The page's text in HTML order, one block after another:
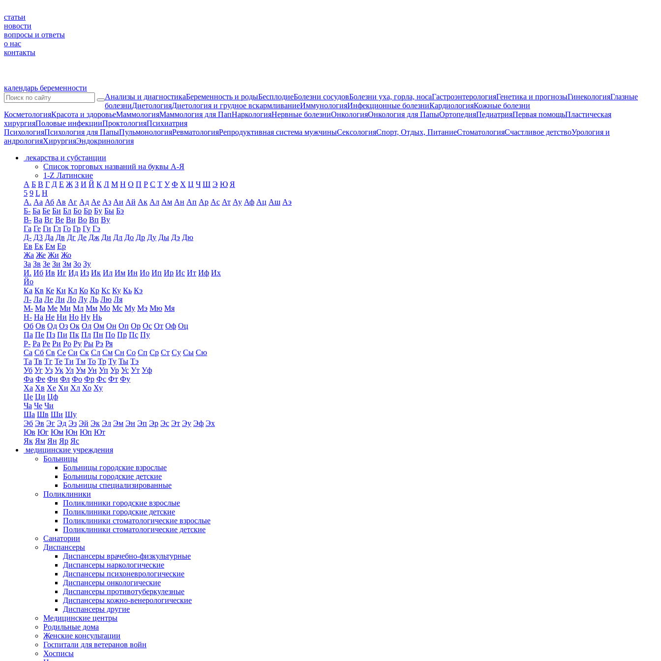
статьи
новости
вопросы и ответы
о нас
контакты
календарь беременности
Анализы и диагностикаБеременность и родыБесплодиеБолезни сосудовБолезни уха, горла, носаГастроэнтерологияГенетика и прогнозыГинекологияГлазные
болезниДиетологияДиетология и грудное вскармливаниеИммунологияИнфекционные болезниКардиологияКожные болезни
КосметологияКрасота и здоровьеМаммологияМаммология для ПапНаркологияНервные болезниОнкологияОнкология для ПапыОртопедияПедиатрияПервая помощьПластическая
хирургияПоловые инфекцииПроктологияПсихиатрия
ПсихологияПсихология для ПапыПульмонологияРевматологияРепродуктивная система мужчиныСексологияСпорт, Отдых, ПитаниеСтоматологияСчастливое детствоУрология и
андрологияХирургияЭндокринология
лекарства и субстанции
Список торговых названий на буквы А-Я
1-Z Латинские
А Б В Г Д Е Ж З И Й К Л М Н О П Р С Т У Ф Х Ц Ч Ш Э Ю Я
5 9 L H
А. Аа Аб Ав Аг Ад Ае Аз Аи Ай Ак Ал Ам Ан Ап Ар Ас Ат Ау Аф Ац Аш Аэ
Б- Ба Бе Би Бл Бо Бр Бу Бы Бэ
В- Ва Вг Ве Ви Во Вп Ву
Га Ге Ги Гл Го Гр Гу Гэ
Д- Д3 Да Дв Дг Де Дж Ди Дл До Др Ду Ды Дэ Дю
Ев Ек Ем Ер
Жа Же Жи Жо
За Зв Зе Зи Зм Зо Зу
И. Иб Ив Иг Ид Из Ик Ил Им Ин Ио Ип Ир Ис Ит Иф Их
Йо
Ка Кв Ке Ки Кл Ко Кр Кс Ку Кь Кэ
Л- Ла Ле Ли Ло Лу Ль Лю Ля
М- Ма Ме Ми Мл Мм Мо Мс Му Мэ Мю Мя
Н- На Не Ни Но Ну Нь
Об Ов Од Оз Ок Ол Ом Он Оп Ор Ос От Оф Оц
Па Пе Пз Пи Пк Пл Пн По Пр Пс Пу
Р- Ра Ре Ри Ро Ру Ры Рэ Ря
Са Сб Св Се Си Ск Сл См Сн Со Сп Ср Ст Су Сы Сю
Та Тв Тг Те Ти Тм То Тр Ту Ты Тэ
Уб Уг Уз Ук Ул Ум Ун Уп Ур Ус Ут Уф
Фа Фе Фи Фл Фо Фр Фс Фт Фу
Ха Хв Хе Хи Хл Хо Ху
Це Ци Цф
Ча Че Чи
Ша Шв Ши Шу
Эб Эв Эг Эд Эз Эй Эк Эл Эм Эн Эп Эр Эс Эт Эу Эф Эх
Юв Юг Юм Юн Юп Ют
Як Ям Ян Яр Яс
медицинские учреждения
Больницы
Больницы городские взрослые
Больницы городские детские
Больницы специализированные
Поликлиники
Поликлиники городские взрослые
Поликлиники городские детские
Поликлиники стоматологические взрослые
Поликлиники стоматологические детские
Санатории
Диспансеры
Диспансеры врачебно-физкультурные
Диспансеры наркологические
Диспансеры психоневрологические
Диспансеры онкологические
Диспансеры противотуберкулезные
Диспансеры кожно-венерологические
Диспансеры другие
Медицинские центры
Родильные дома
Женские консультации
Госпитали для ветеранов войн
Хосписы